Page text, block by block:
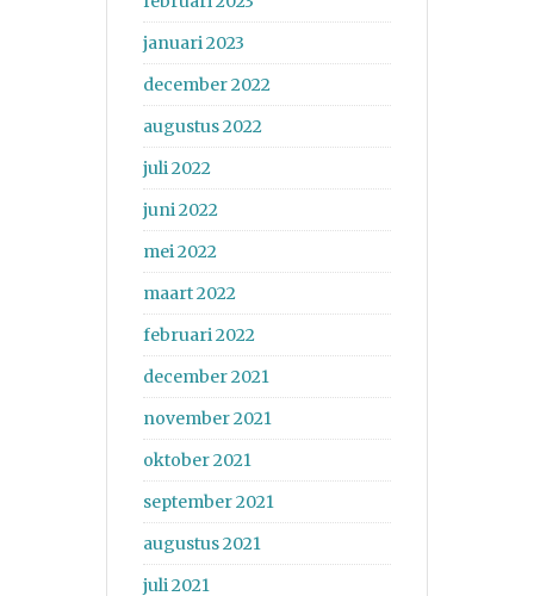
januari 2023
december 2022
augustus 2022
juli 2022
juni 2022
mei 2022
maart 2022
februari 2022
december 2021
november 2021
oktober 2021
september 2021
augustus 2021
juli 2021